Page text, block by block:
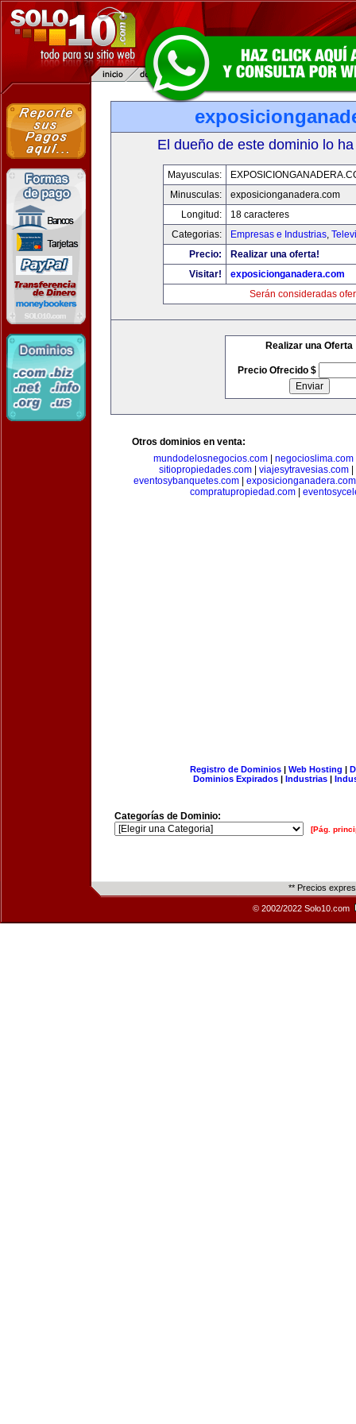
El dueño de este dominio lo
Mayusculas:
Minusculas:
exposicionganadera.com
Longitud:
18 caracteres
Categorias:
Empresas e Industrias,
Precio:
Realizar una oferta!
Visitar!
exposicionganadera.com
Serán consideradas
Realizar una Oferta
Precio Ofrecido $
Otros dominios en venta:
mundodelosnegocios.com| negocioslima.com
sitiopropiedades.com| viajesytravesias.com|
eventosybanquetes.com| exposicionganadera.com
compratupropiedad.com
Registro de Dominios| Web Hosting |
Dominios Expirados | Industrias |
Categorías de Dominio:
[Pág.
** Precios
© 2002/2022 Solo10.com